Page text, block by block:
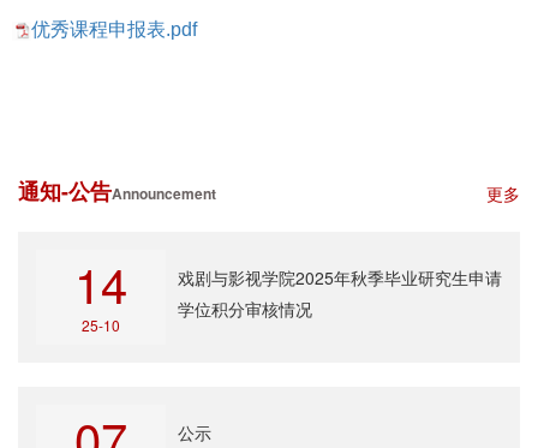
优秀课程申报表.pdf
通知-公告Announcement 更多
14
25-10
戏剧与影视学院2025年秋季毕业研究生申请
学位积分审核情况
公示